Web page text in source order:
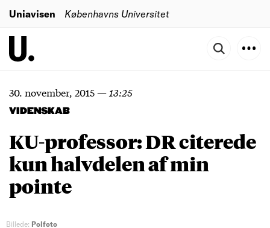
Uniavisen Københavns Universitet
30. november, 2015— 13:25
VIDENSKAB
KU-professor: DR citerede
kun halvdelen af min
pointe
Billede: Polfoto